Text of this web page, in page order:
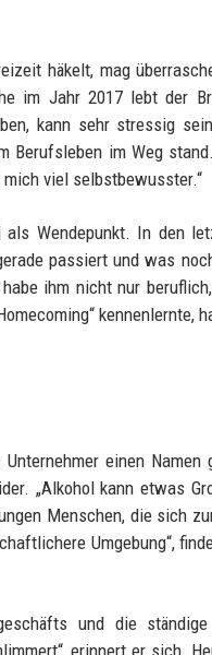
häkelt, mag
im Jahr 2017 lebt der
kann sehr stressig
Berufsleben im Weg
viel selbstbewusster.“
Wendepunkt. In den
passiert und was
ihm nicht nur
kennenlernte,
einen Namen
„Alkohol kann etwas
Menschen, die sich
Umgebung“,
und die ständige
erinnert er sich.